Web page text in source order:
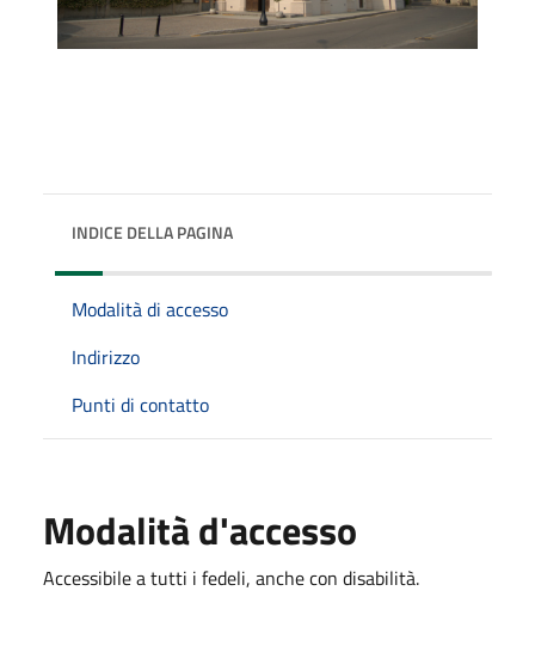
INDICE DELLA PAGINA
Modalità di accesso
Indirizzo
Punti di contatto
Modalità d'accesso
Accessibile a tutti i fedeli, anche con disabilità.